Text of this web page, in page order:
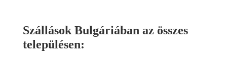
Szállások Bulgáriában az összes
településen: